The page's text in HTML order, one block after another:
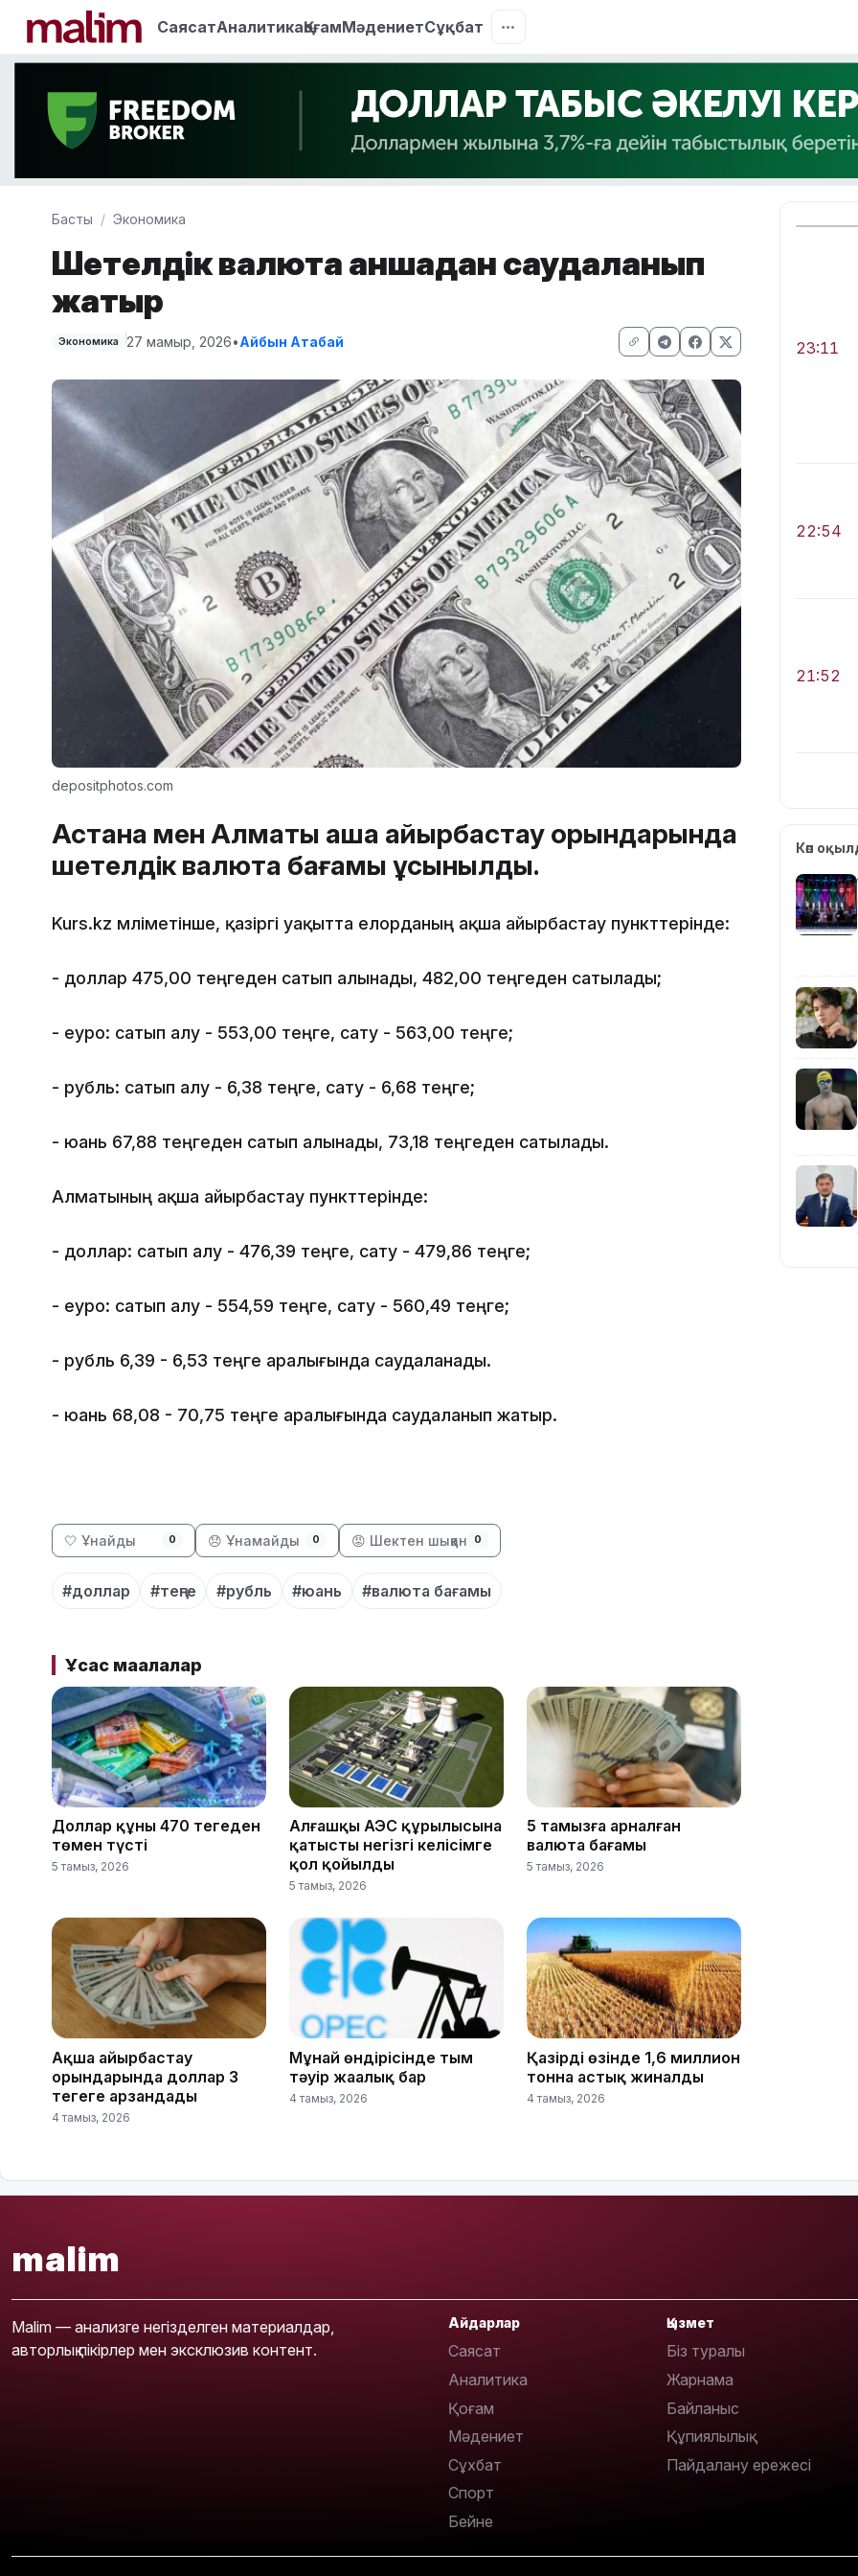
СаясатАналитикаҚоғамМәдениетСұқбат
Басты Экономика
Шетелдік валюта қаншадан саудаланып
жатыр
Экономика 27 мамыр, 2026•Айбын Атабай
depositphotos.com
Астана мен Алматы ақша айырбастау орындарында
шетелдік валюта бағамы ұсынылды.
Kurs.kz мәліметінше, қазіргі уақытта елорданың ақша айырбастау пункттерінде:
- доллар 475,00 теңгеден сатып алынады, 482,00 теңгеден сатылады;
- еуро: сатып алу - 553,00 теңге, сату - 563,00 теңге;
- рубль: сатып алу - 6,38 теңге, сату - 6,68 теңге;
- юань 67,88 теңгеден сатып алынады, 73,18 теңгеден сатылады.
Алматының ақша айырбастау пункттерінде:
- доллар: сатып алу - 476,39 теңге, сату - 479,86 теңге;
- еуро: сатып алу - 554,59 теңге, сату - 560,49 теңге;
- рубль 6,39 - 6,53 теңге аралығында саудаланады.
- юань 68,08 - 70,75 теңге аралығында саудаланып жатыр.
🤍 Ұнайды 0 😞 Ұнамайды 0 😡 Шектен шыққан 0
#доллар #теңге #рубль #юань #валюта бағамы
Ұқсас мақалалар
Доллар құны 470 теңгеден
төмен түсті
5 тамыз, 2026
Алғашқы АЭС құрылысына
қатысты негізгі келісімге
қол қойылды
5 тамыз, 2026
5 тамызға арналған
валюта бағамы
5 тамыз, 2026
Ақша айырбастау
орындарында доллар 3
теңгеге арзандады
4 тамыз, 2026
Мұнай өндірісінде тым
тәуір жаңалық бар
4 тамыз, 2026
Қазірдің өзінде 1,6 миллион
тонна астық жиналды
4 тамыз, 2026
23:11
22:54
21:52
21:30
20:16
19:21
17:21
Көп
malim
Malim — анализге негізделген материалдар,
авторлық пікірлер мен эксклюзив контент.
Айдарлар
Саясат
Аналитика
Қоғам
Мәдениет
Сұхбат
Спорт
Бейне
Қызмет
Біз туралы
Жарнама
Байланыс
Құпиялылық
Пайдалану ережесі